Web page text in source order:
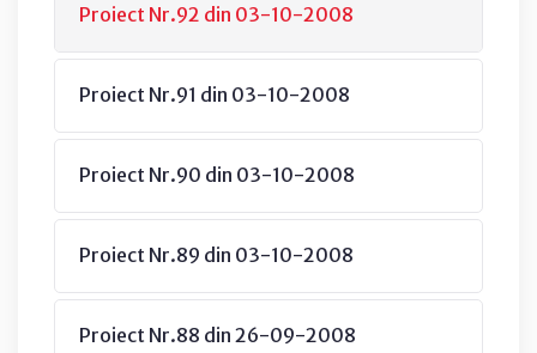
Proiect Nr.92 din 03-10-2008
Proiect Nr.91 din 03-10-2008
Proiect Nr.90 din 03-10-2008
Proiect Nr.89 din 03-10-2008
Proiect Nr.88 din 26-09-2008